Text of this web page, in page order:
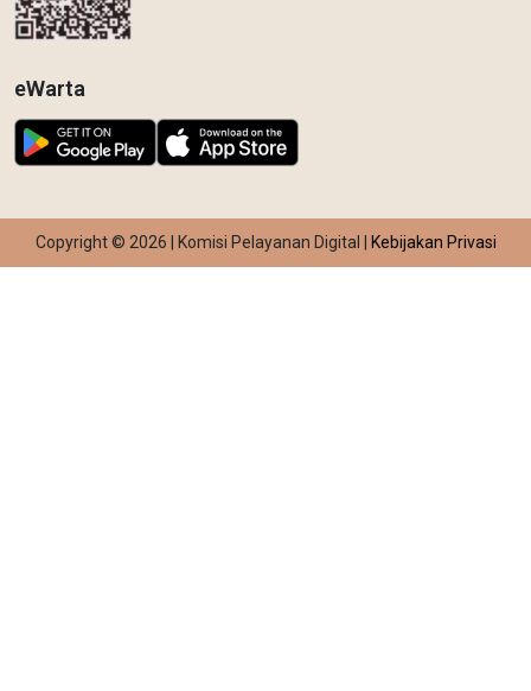
eWarta
Copyright © 2026 | Komisi Pelayanan Digital | Kebijakan Privasi